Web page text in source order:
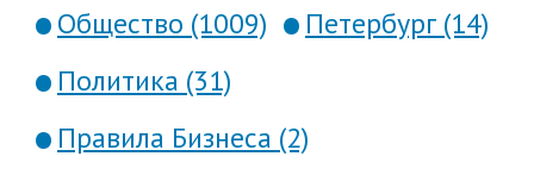
Общество (1009)
Петербург (14)
Политика (31)
Правила Бизнеса (2)